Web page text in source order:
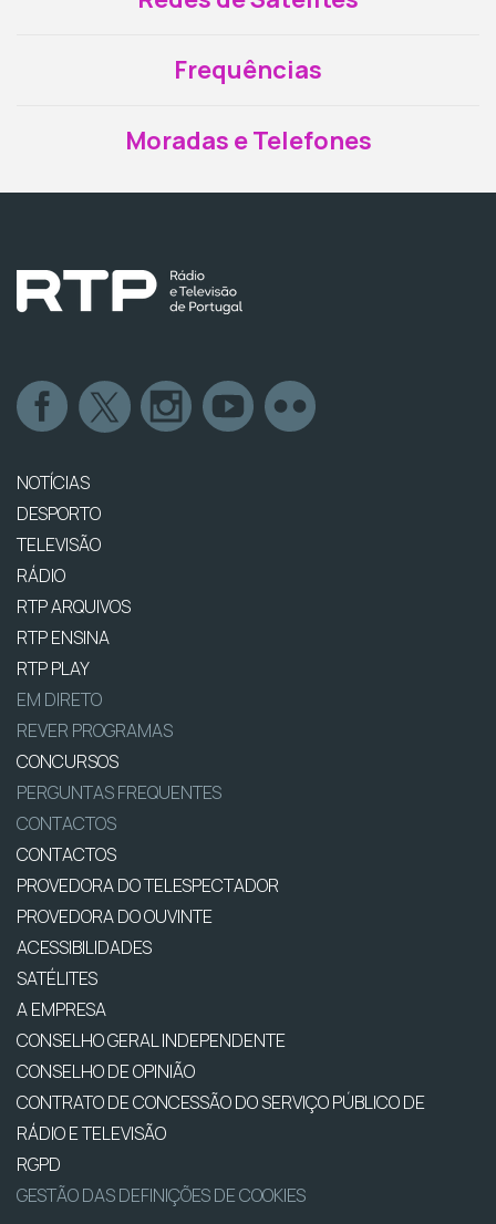
Frequências
Moradas e Telefones
NOTÍCIAS
DESPORTO
TELEVISÃO
RÁDIO
RTP ARQUIVOS
RTP ENSINA
RTP PLAY
EM DIRETO
REVER PROGRAMAS
CONCURSOS
PERGUNTAS FREQUENTES
CONTACTOS
CONTACTOS
PROVEDORA DO TELESPECTADOR
PROVEDORA DO OUVINTE
ACESSIBILIDADES
SATÉLITES
A EMPRESA
CONSELHO GERAL INDEPENDENTE
CONSELHO DE OPINIÃO
CONTRATO DE CONCESSÃO DO SERVIÇO PÚBLICO DE
RÁDIO E TELEVISÃO
RGPD
GESTÃO DAS DEFINIÇÕES DE COOKIES